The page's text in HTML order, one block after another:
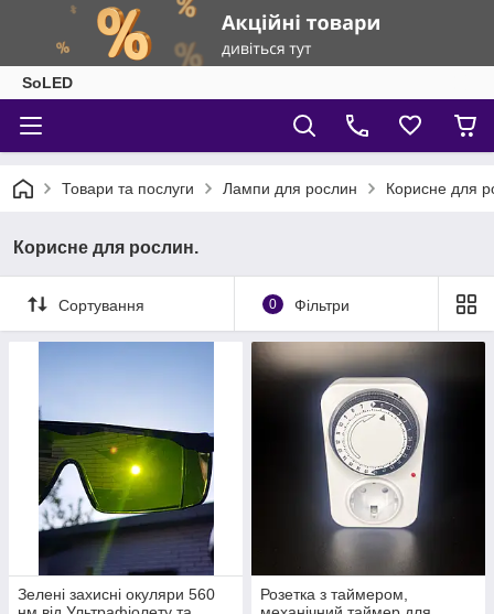
SoLED
Товари та послуги Лампи для рослин Корисне для
Корисне для рослин.
Сортування 0 Фільтри
Зелені захисні окуляри 560
Розетка з таймером,